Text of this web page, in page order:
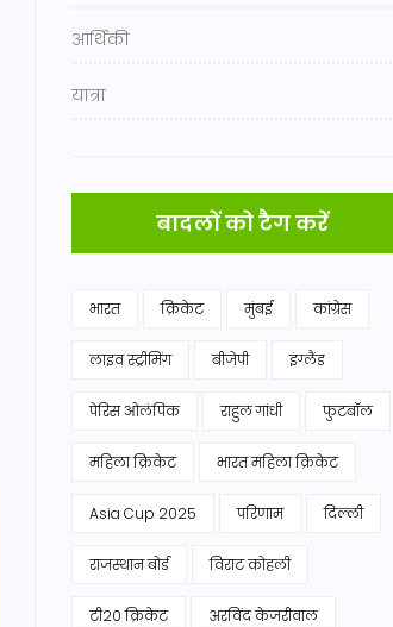
आर्थिकी
यात्रा
बादलों को टैग करें
भारत क्रिकेट मुंबई कांग्रेस
लाइव स्ट्रीमिंग बीजेपी इंग्लैंड
पेरिस ओलंपिक राहुल गांधी फुटबॉल
महिला क्रिकेट भारत महिला क्रिकेट
Asia Cup 2025 परिणाम दिल्ली
राजस्थान बोर्ड विराट कोहली
टी20 क्रिकेट अरविंद केजरीवाल